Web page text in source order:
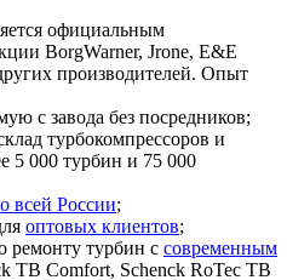
официальным
BorgWarner, Jrone, E&E
производителей. Опыт
с завода без посредников;
турбокомпрессоров и
5 000 турбин и 75 000
всей России;
оптовых клиентов;
ремонту турбин с современным
TB Comfort, Schenck RoTec TB